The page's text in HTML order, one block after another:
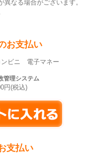
なる場合がございます。
お支払い
ビニ 電子マネー
管理システム
円(税込)
支払い